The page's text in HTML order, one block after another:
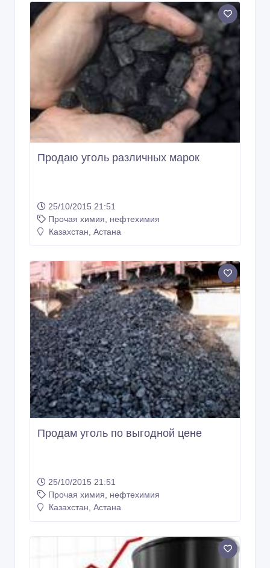
Продаю уголь различных марок
25/10/2015 21:51
Прочая химия, нефтехимия
Казахстан, Астана
Продам уголь по выгодной цене
25/10/2015 21:51
Прочая химия, нефтехимия
Казахстан, Астана